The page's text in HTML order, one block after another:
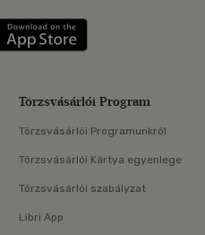
Szerezd meg: Google
Törzsvásárlói Program
Törzsvásárlói Programunkról
Törzsvásárlói Kártya egyenlege
Törzsvásárlói szabályzat
Libri App